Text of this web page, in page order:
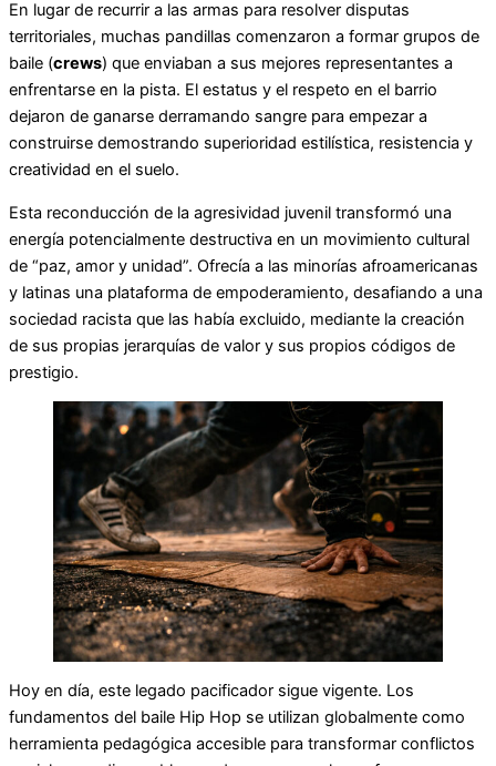
En lugar de recurrir a las armas para resolver disputas
territoriales, muchas pandillas comenzaron a formar grupos de
baile (crews) que enviaban a sus mejores representantes a
enfrentarse en la pista. El estatus y el respeto en el barrio
dejaron de ganarse derramando sangre para empezar a
construirse demostrando superioridad estilística, resistencia y
creatividad en el suelo.
Esta reconducción de la agresividad juvenil transformó una
energía potencialmente destructiva en un movimiento cultural
de “paz, amor y unidad”. Ofrecía a las minorías afroamericanas
y latinas una plataforma de empoderamiento, desafiando a una
sociedad racista que las había excluido, mediante la creación
de sus propias jerarquías de valor y sus propios códigos de
prestigio.
Hoy en día, este legado pacificador sigue vigente. Los
fundamentos del baile Hip Hop se utilizan globalmente como
herramienta pedagógica accesible para transformar conflictos